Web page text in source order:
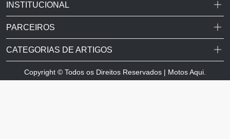
INSTITUCIONAL
PARCEIROS
CATEGORIAS DE ARTIGOS
Copyright © Todos os Direitos Reservados | Motos Aqui.